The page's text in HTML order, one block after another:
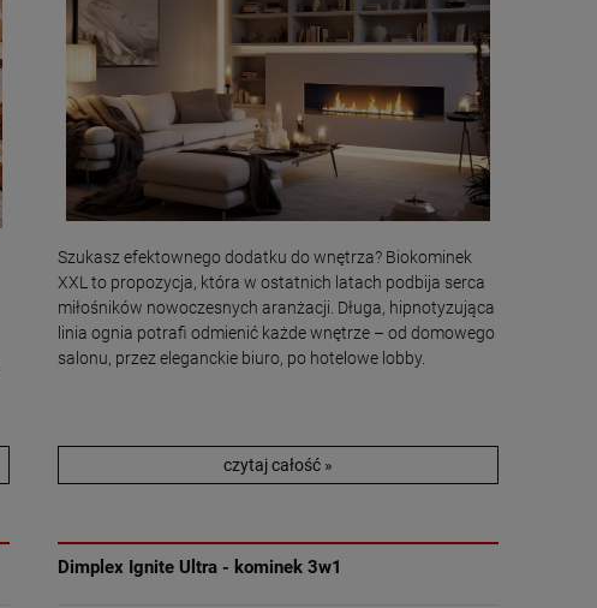
Szukasz efektownego dodatku do wnętrza? Biokominek
XXL to propozycja, która w ostatnich latach podbija serca
miłośników nowoczesnych aranżacji. Długa, hipnotyzująca
linia ognia potrafi odmienić każde wnętrze – od domowego
salonu, przez eleganckie biuro, po hotelowe lobby.
czytaj całość »
Dimplex Ignite Ultra - kominek 3w1